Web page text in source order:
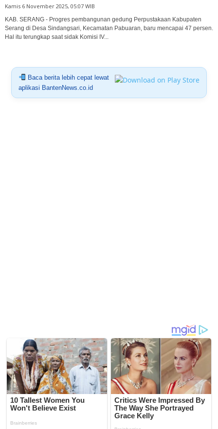
Kamis 6 November 2025, 05:07 WIB
KAB. SERANG - Progres pembangunan gedung Perpustakaan Kabupaten
Serang di Desa Sindangsari, Kecamatan Pabuaran, baru mencapai 47 persen.
Hal itu terungkap saat sidak Komisi IV...
Baca berita lebih cepat lewat
aplikasi BantenNews.co.id